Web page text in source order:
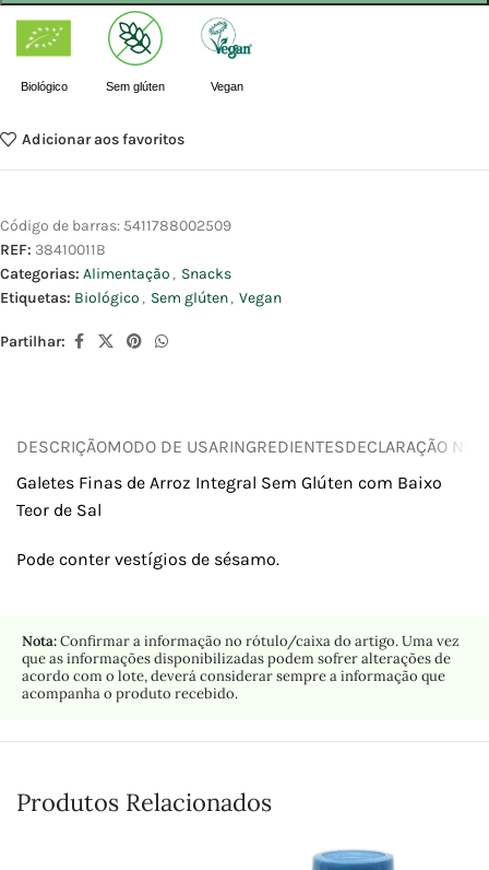
Biológico Sem glúten Vegan
Adicionar aos favoritos
Código de barras: 5411788002509
REF: 38410011B
Categorias: Alimentação , Snacks
Etiquetas: Biológico , Sem glúten, Vegan
Partilhar:
DESCRIÇÃOMODO DE USARINGREDIENTESDECLARAÇÃO
Galetes Finas de Arroz Integral Sem Glúten com Baixo
Teor de Sal
Pode conter vestígios de sésamo.
Nota:Confirmar a informação no rótulo/caixa do artigo. Uma vez
que as informações disponibilizadas podem sofrer alterações de
acordo com o lote, deverá considerar sempre a informação que
acompanha o produto recebido.
Produtos Relacionados